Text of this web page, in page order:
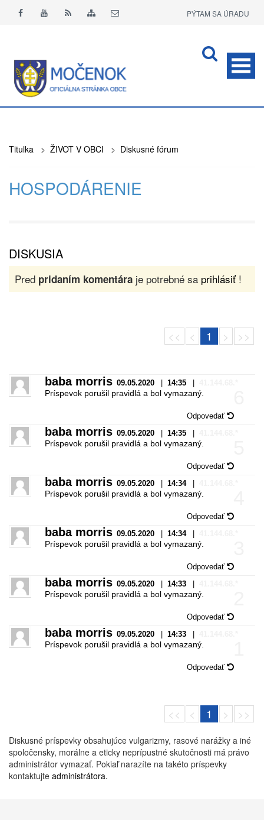
PÝTAM SA ÚRADU
Titulka > ŽIVOT V OBCI > Diskusné fórum
HOSPODÁRENIE
DISKUSIA
Pred pridaním komentára je potrebné sa prihlásiť!
<< < 1 > >>
baba morris 09.05.2020 14:35
Príspevok porušil pravidlá a bol vymazaný.
Odpovedať
baba morris 09.05.2020 14:35
Príspevok porušil pravidlá a bol vymazaný.
Odpovedať
baba morris 09.05.2020 14:34
Príspevok porušil pravidlá a bol vymazaný.
Odpovedať
baba morris 09.05.2020 14:34
Príspevok porušil pravidlá a bol vymazaný.
Odpovedať
baba morris 09.05.2020 14:33
Príspevok porušil pravidlá a bol vymazaný.
Odpovedať
baba morris 09.05.2020 14:33
Príspevok porušil pravidlá a bol vymazaný.
Odpovedať
<< < 1 > >>
Diskusné príspevky obsahujúce vulgarizmy, rasové narážky a iné
spoločensky, morálne a eticky neprípustné skutočnosti má právo
administrátor vymazať. Pokiaľ narazíte na takéto príspevky
kontaktujte administrátora.